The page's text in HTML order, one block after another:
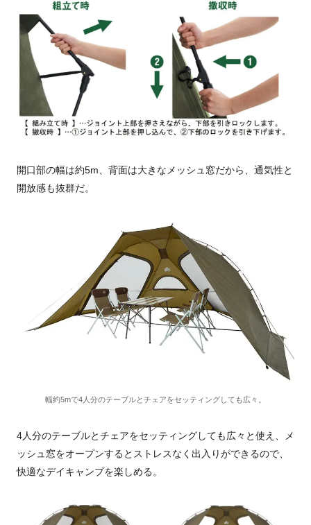
開口部の幅は約5m、背面は大きなメッシュ窓だから、通気性と
開放感も抜群だ。
幅約5mで4人分のテーブルとチェアをセッティングしても広々。
4人分のテーブルとチェアをセッティングしても広々と使え、メ
ッシュ窓をオープンするとストレスなく出入りができるので、
快適なデイキャンプを楽しめる。